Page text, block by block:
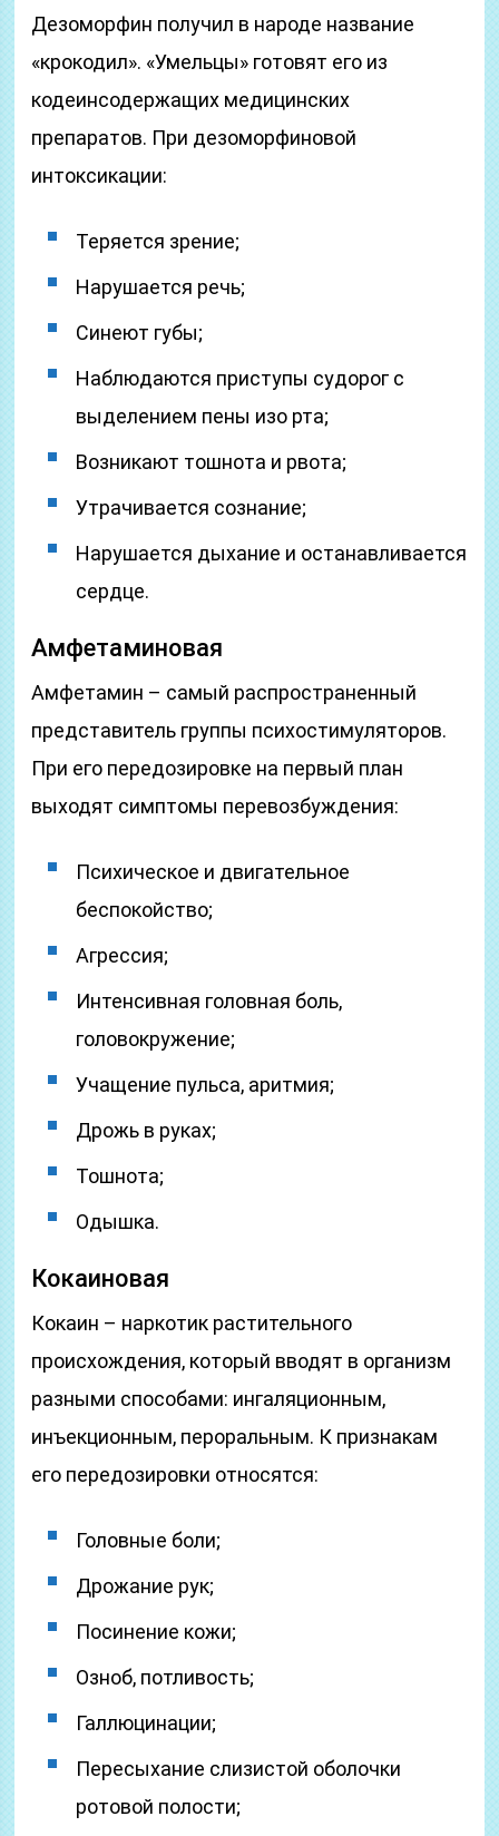
Дезоморфин получил в народе название
«крокодил». «Умельцы» готовят его из
кодеинсодержащих медицинских
препаратов. При дезоморфиновой
интоксикации:
Теряется зрение;
Нарушается речь;
Синеют губы;
Наблюдаются приступы судорог с
выделением пены изо рта;
Возникают тошнота и рвота;
Утрачивается сознание;
Нарушается дыхание и останавливается
сердце.
Амфетаминовая
Амфетамин – самый распространенный
представитель группы психостимуляторов.
При его передозировке на первый план
выходят симптомы перевозбуждения:
Психическое и двигательное
беспокойство;
Агрессия;
Интенсивная головная боль,
головокружение;
Учащение пульса, аритмия;
Дрожь в руках;
Тошнота;
Одышка.
Кокаиновая
Кокаин – наркотик растительного
происхождения, который вводят в организм
разными способами: ингаляционным,
инъекционным, пероральным. К признакам
его передозировки относятся:
Головные боли;
Дрожание рук;
Посинение кожи;
Озноб, потливость;
Галлюцинации;
Пересыхание слизистой оболочки
ротовой полости;